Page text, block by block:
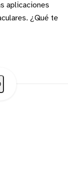
aplicaciones
¿Qué te